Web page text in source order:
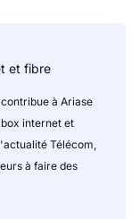
et fibre
à Ariase
internet et
Télécom,
à faire des